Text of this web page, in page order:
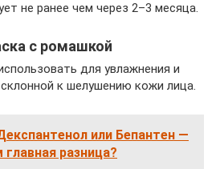
не ранее чем через 2–3 месяца.
с ромашкой
для увлажнения и
склонной к шелушению кожи лица.
или Бепантен —
разница?